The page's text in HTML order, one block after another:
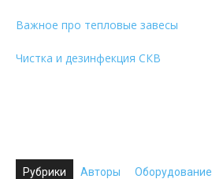
Важное про тепловые завесы
Чистка и дезинфекция СКВ
Рубрики Авторы Оборудование